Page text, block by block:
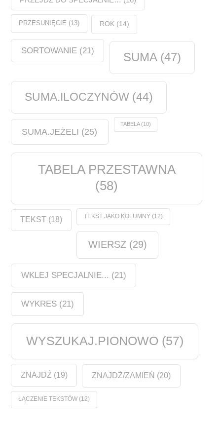
PRZESUNIĘCIE (13) ROK(14)
SORTOWANIE(21) SUMA(47)
SUMA.ILOCZYNÓW (44)
SUMA.JEŻELI (25)
TABELA(10)
TABELA PRZESTAWNA
(58)
TEKST (18) TEKST JAKO KOLUMNY(12)
WIERSZ(29)
WKLEJ SPECJALNIE... (21)
WYKRES(21)
WYSZUKAJ.PIONOWO (57)
ZNAJDŹ (19) ZNAJDŹ/ZAMIEŃ (20)
ŁĄCZENIE TEKSTÓW (12)